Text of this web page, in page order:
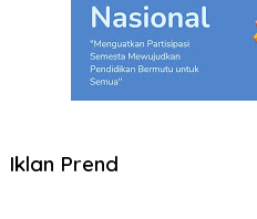
Iklan Prend